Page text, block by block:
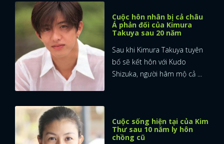
Cuộc hôn nhân bị cả châu
Á phản đối của Kimura
Takuya sau 20 năm
Sau khi Kimura Takuya tuyên
bố sẽ kết hôn với Kudo
Shizuka, người hâm mộ cả ...
Cuộc sống hiện tại của Kim
Thư sau 10 năm ly hôn
chồng cũ